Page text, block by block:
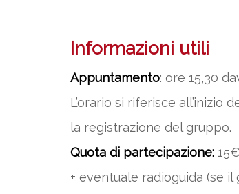
Informazioni utili
Appuntamento: ore 15,30
L’orario si riferisce
la registrazione del gruppo.
Quota di partecipazione: 15€
+ eventuale radioguida (se